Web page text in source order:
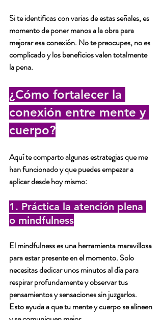
Si te identificas con varias de estas señales, es
momento de poner manos a la obra para
mejorar esa conexión. No te preocupes, no es
complicado y los beneficios valen totalmente
la pena.
¿Cómo fortalecer la
conexión entre mente y
cuerpo?
Aquí te comparto algunas estrategias que me
han funcionado y que puedes empezar a
aplicar desde hoy mismo:
1. Práctica la atención plena
o mindfulness
El mindfulness es una herramienta maravillosa
para estar presente en el momento. Solo
necesitas dedicar unos minutos al día para
respirar profundamente y observar tus
pensamientos y sensaciones sin juzgarlos.
Esto ayuda a que tu mente y cuerpo se alineen